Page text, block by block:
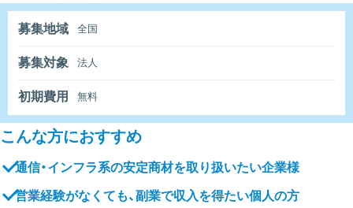
募集地域 全国
募集対象 法人
初期費用 無料
こんな方におすすめ
通信・インフラ系の安定商材を取り扱いたい企業様
営業経験がなくても、副業で収入を得たい個人の方